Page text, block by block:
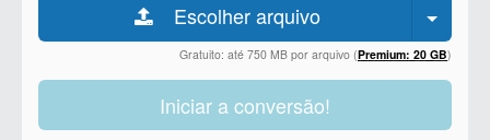
Escolher arquivo
Gratuito: até 750 MB por arquivo (Premium: 20 GB)
Iniciar a conversão!